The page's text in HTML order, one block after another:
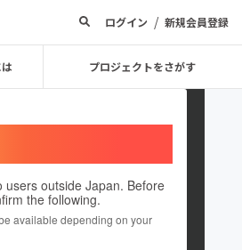
ログイン / 新規会員登録
プロジェクトをさがす
users outside Japan. Before
the following.
available depending on your
chad0917